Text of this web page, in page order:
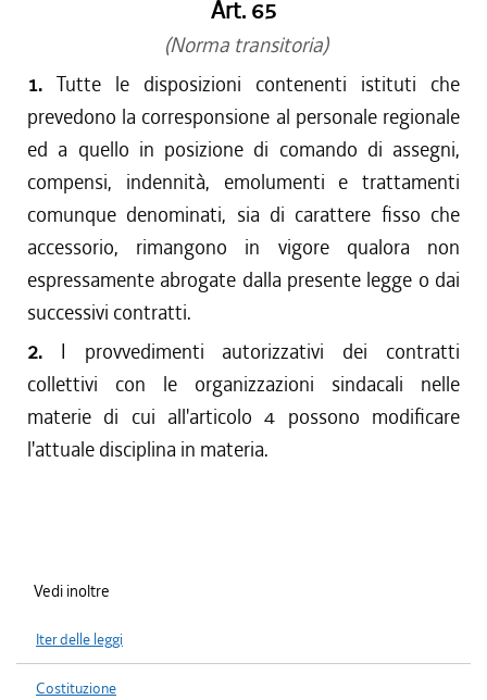
Art. 65
(Norma transitoria)
1. Tutte le disposizioni contenenti istituti che
prevedono la corresponsione al personale regionale
ed a quello in posizione di comando di assegni,
compensi, indennità, emolumenti e trattamenti
comunque denominati, sia di carattere fisso che
accessorio, rimangono in vigore qualora non
espressamente abrogate dalla presente legge o dai
successivi contratti.
2. I provvedimenti autorizzativi dei contratti
collettivi con le organizzazioni sindacali nelle
materie di cui all'articolo 4 possono modificare
l'attuale disciplina in materia.
Vedi inoltre
Iter delle leggi
Costituzione